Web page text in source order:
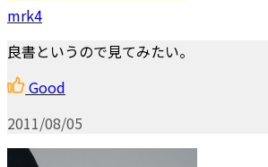
mrk4
良書というので見てみたい。
Good
2011/08/05